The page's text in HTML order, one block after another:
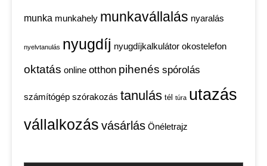
munka munkahely munkavállalás nyaralás
nyelvtanulás nyugdíj nyugdíjkalkulátor okostelefon
oktatás online otthon pihenés spórolás
számítógép szórakozás tanulás tél túra utazás
vállalkozás vásárlás Önéletrajz